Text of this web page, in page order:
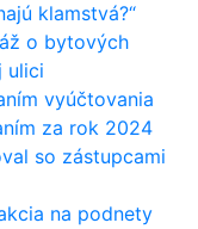
klamstvá?“
o bytových
ulici
vyúčtovania
za rok 2024
so zástupcami
na podnety